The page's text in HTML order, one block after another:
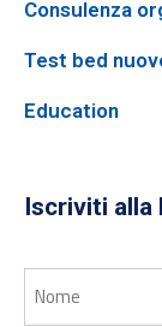
Consulenza
Test bed
Education
Iscriviti alla
Nome